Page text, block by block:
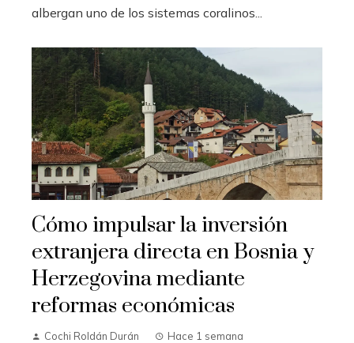
albergan uno de los sistemas coralinos...
Cómo impulsar la inversión
extranjera directa en Bosnia y
Herzegovina mediante
reformas económicas
Cochi Roldán Durán Hace 1 semana